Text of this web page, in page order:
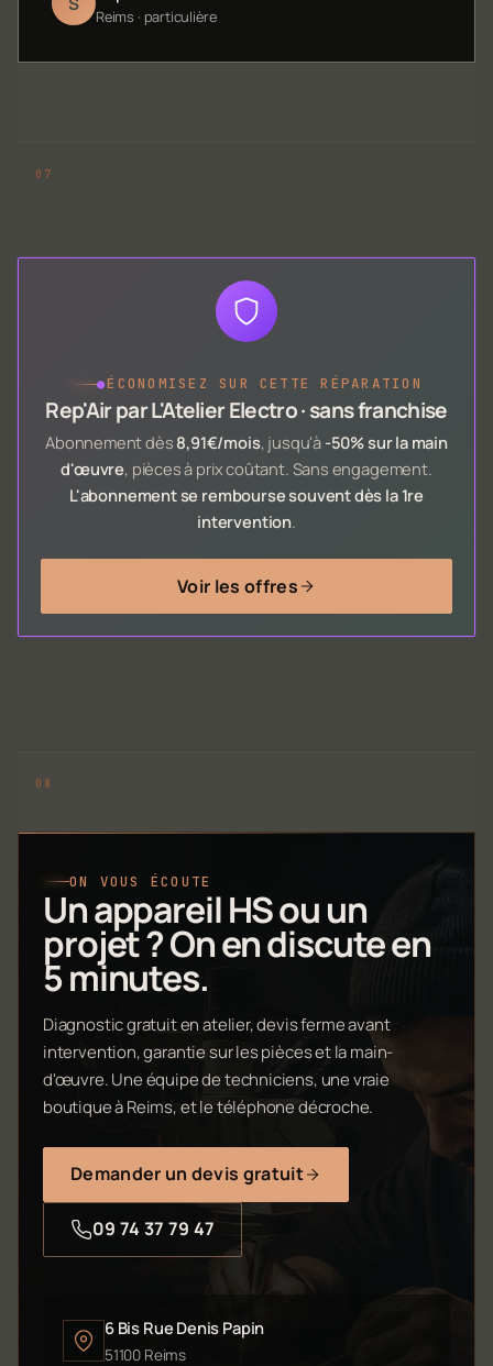
Reims · particulière
●ÉCONOMISEZ SUR CETTE RÉPARATION
Rep'Air par L'Atelier Electro · sans franchise
Abonnement dès 8,91€/mois, jusqu'à -50% sur la main
d'œuvre, pièces à prix coûtant. Sans engagement.
L'abonnement se rembourse souvent dès la 1re
intervention.
Voir les offres
ON VOUS ÉCOUTE
Un appareil HS ou un
projet ? On en discute en
5 minutes.
Diagnostic gratuit en atelier, devis ferme avant
intervention, garantie sur les pièces et la main-
d'œuvre. Une équipe de techniciens, une vraie
boutique à Reims, et le téléphone décroche.
Demander un devis gratuit
09 74 37 79 47
6 Bis Rue Denis Papin
51100 Reims